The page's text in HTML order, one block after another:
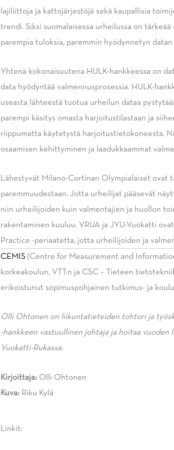
lajiliittoja ja kattojärjestöjä sekä kaupallisia
trendi. Siksi suomalaisessa urheilussa on
parempia tuloksia, paremmin hyödynnetyn datan
Yhtenä kokonaisuutena HULK-hankkeessa on
data hyödyntää valmennusprosessia. HULK-
useasta lähteestä tuotua urheilun dataa
parempi käsitys omasta harjoitustilastaan ja
riippumatta käytetystä harjoitustietokoneesta.
osaamisen kehittyminen ja laadukkaammat
Lähestyvät Milano-Cortinan Olympialaiset ovat
paremmuudestaan. Jotta urheilijat pääsevät
niin urheilijoiden kuin valmentajien ja huollon
rakentaminen kuuluu. VRUA ja JYU-Vuokatti
Practice -periaatetta, jotta urheilijoiden ja
CEMIS (Centre for Measurement and
korkeakoulun, VTT:n ja CSC – Tieteen
erikoistunut sopimus­pohjainen tutkimus- ja
Olli Ohtonen on liikuntatieteiden tohtori ja
-hankkeen vastuullinen johtaja ja hoitaa
Vuokatti-Rukassa.
Kirjoittaja: Olli Ohtonen
Kuva: Riku Kylä
Linkit: